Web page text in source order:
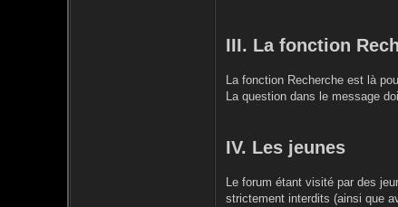
III. La fonction
La fonction Recherche est là
La question dans le message
IV. Les jeunes
Le forum étant visité par des
strictement interdits (ainsi que